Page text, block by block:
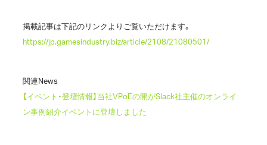
掲載記事は下記のリンクよりご覧いただけます。
https://jp.gamesindustry.biz/article/2108/21080501/
関連News
【イベント・登壇情報】当社VPoEの開がSlack社主催のオンライ
ン事例紹介イベントに登壇しました